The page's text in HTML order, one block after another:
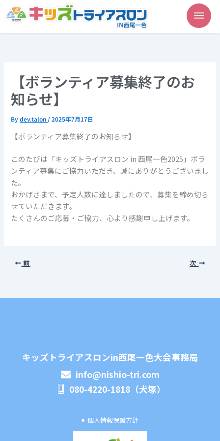
容
【ボランティア募集終了のお
知らせ】
Bydev.talon /2025年7月17日
【ボランティア募集終了のお知らせ】
このたびは「キッズトライアスロン in 西尾一色2025」ボラ
ンティア募集にご協力いただき、誠にありがとうございまし
た。
おかげさまで、予定人数に達しましたので、募集を締め切ら
せていただきます。
たくさんのご応募・ご協力、心より感謝申し上げます。
前 次
キッズトライアスロンin西尾一色大会事務局
info@nishio-tri.com
080-4220-1818（犬塚）
個人情報保護方針